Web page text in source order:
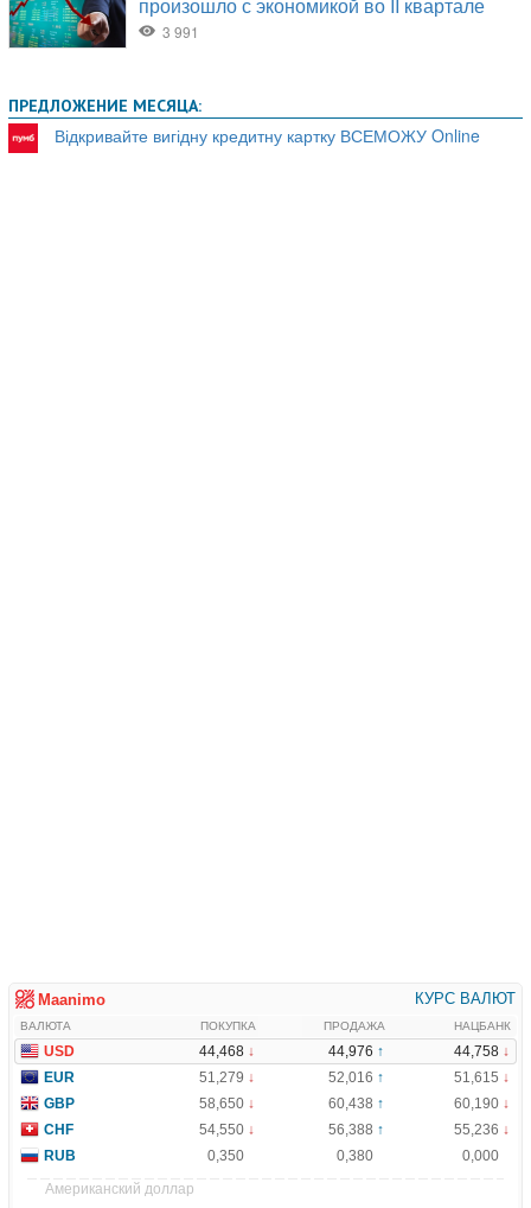
ПРЕДЛОЖЕНИЕ МЕСЯЦА:
Відкривайте вигідну кредитну картку ВСЕМОЖУ Online